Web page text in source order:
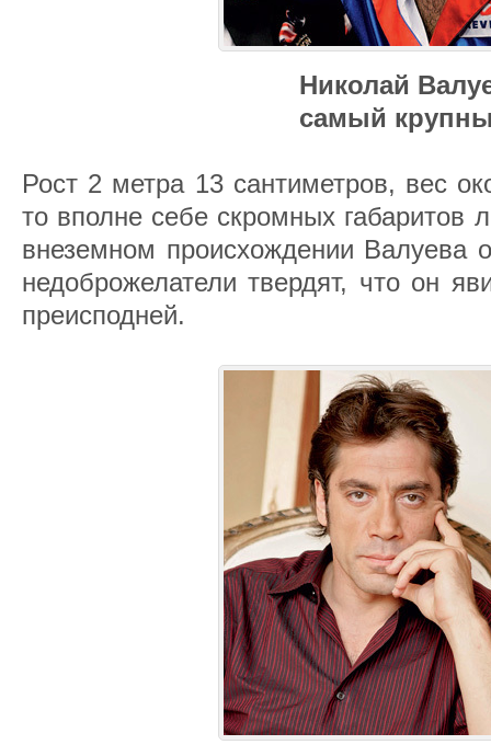
Николай
самый
Рост 2 метра 13 сантиметров, вес
то вполне себе скромных
внеземном происхождении Валуева
недоброжелатели твердят, что он
преисподней.